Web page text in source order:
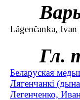
Lâgenčanka, Ivan
Гл.
Беларуская
Лягенчанкі
Легенченко,